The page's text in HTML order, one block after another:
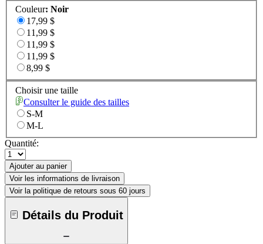
Couleur: Noir
17,99 $
11,99 $
11,99 $
11,99 $
8,99 $
Choisir une taille
Consulter le guide des tailles
S-M
M-L
Quantité:
Ajouter au panier
Voir les informations de livraison
Voir la politique de retours sous 60 jours
Détails du Produit